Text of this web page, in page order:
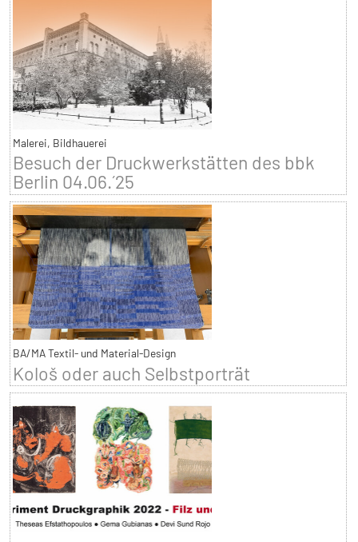
Malerei, Bildhauerei
Besuch der Druckwerkstätten des bbk
Berlin 04.06.´25
BA/MA Textil- und Material-Design
Kološ oder auch Selbstporträt